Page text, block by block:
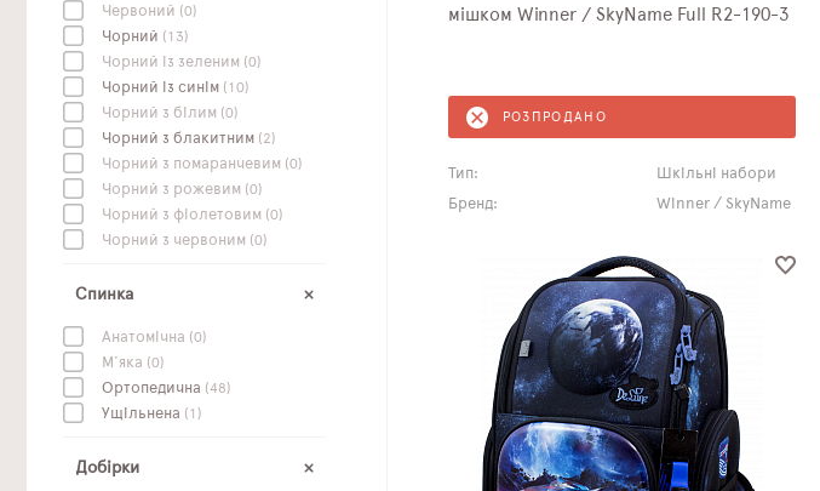
Червоний (0)
Чорний (13)
Чорний із зеленим (0)
Чорний із синім (10)
Чорний з білим (0)
Чорний з блакитним (2)
Чорний з помаранчевим (0)
Чорний з рожевим (0)
Чорний з фіолетовим (0)
Чорний з червоним (0)
Спинка
Анатомічна (0)
М'яка (0)
Ортопедична (48)
Ущільнена (1)
Добірки
мішком Winner / SkyName Full R2-190-3
РОЗПРОДАНО
Тип:
Шкільні набори
Бренд:
Winner / SkyName